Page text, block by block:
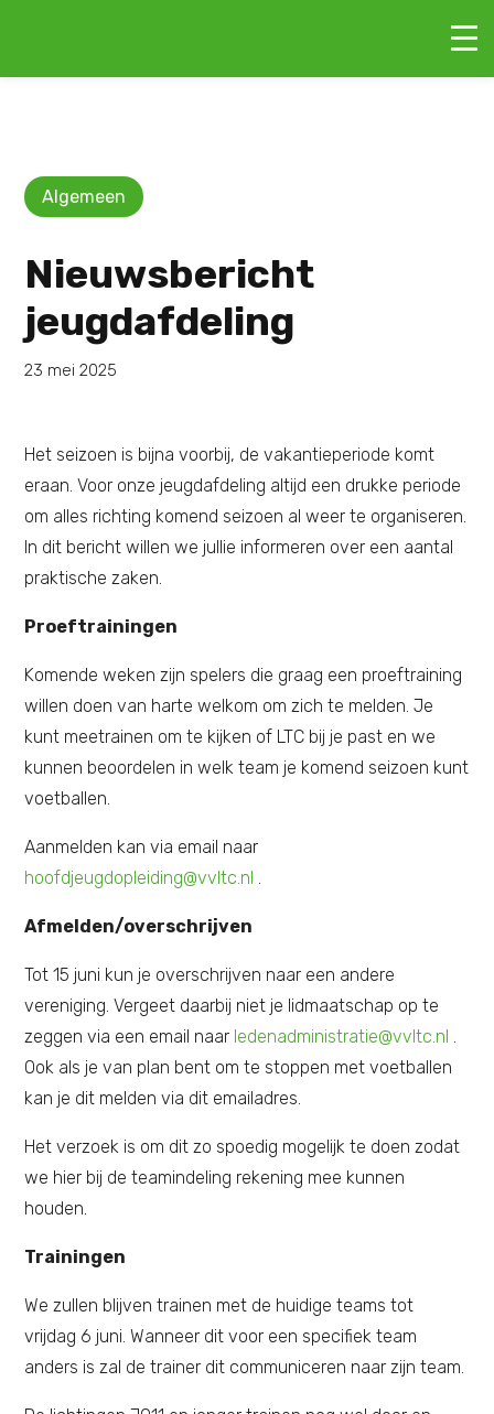
Algemeen
Nieuwsbericht
jeugdafdeling
23 mei 2025
Het seizoen is bijna voorbij, de vakantieperiode komt
eraan. Voor onze jeugdafdeling altijd een drukke periode
om alles richting komend seizoen al weer te organiseren.
In dit bericht willen we jullie informeren over een aantal
praktische zaken.
Proeftrainingen
Komende weken zijn spelers die graag een proeftraining
willen doen van harte welkom om zich te melden. Je
kunt meetrainen om te kijken of LTC bij je past en we
kunnen beoordelen in welk team je komend seizoen kunt
voetballen.
Aanmelden kan via email naar
hoofdjeugdopleiding@vvltc.nl
Afmelden/overschrijven
Tot 15 juni kun je overschrijven naar een andere
vereniging. Vergeet daarbij niet je lidmaatschap op te
zeggen via een email naar ledenadministratie@vvltc.nl
Ook als je van plan bent om te stoppen met voetballen
kan je dit melden via dit emailadres.
Het verzoek is om dit zo spoedig mogelijk te doen zodat
we hier bij de teamindeling rekening mee kunnen
houden.
Trainingen
We zullen blijven trainen met de huidige teams tot
vrijdag 6 juni. Wanneer dit voor een specifiek team
anders is zal de trainer dit communiceren naar zijn team.